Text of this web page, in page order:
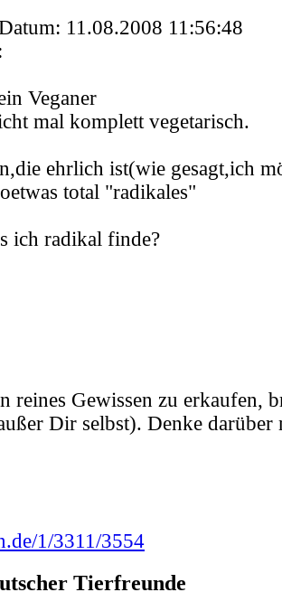
11.08.2008 11:56:48
Veganer
mal komplett vegetarisch.
ehrlich ist(wie gesagt,ich
total "radikales"
ich radikal finde?
reines Gewissen zu erkaufen,
Dir selbst). Denke darüber
1/3311/3554
Tierfreunde